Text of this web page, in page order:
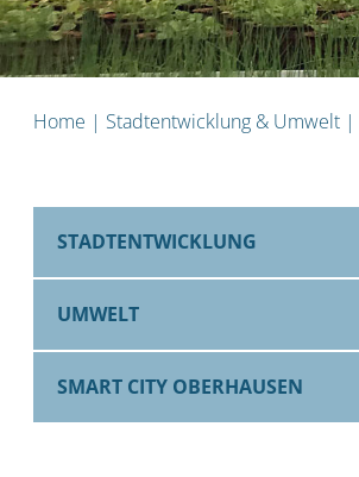
Home | Stadtentwicklung & Umwelt |
STADTENTWICKLUNG
UMWELT
SMART CITY OBERHAUSEN